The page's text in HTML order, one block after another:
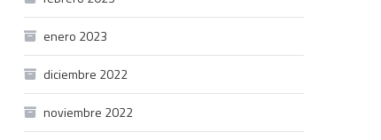
enero 2023
diciembre 2022
noviembre 2022